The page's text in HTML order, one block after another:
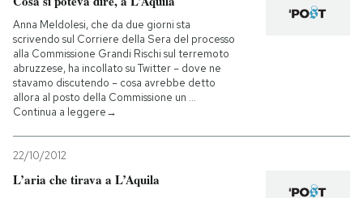
Anna Meldolesi, che da due giorni sta
scrivendo sul Corriere della Sera del processo
alla Commissione Grandi Rischi sul terremoto
abruzzese, ha incollato su Twitter – dove ne
stavamo discutendo – cosa avrebbe detto
allora al posto della Commissione un …
Continua a leggere→
22/10/2012
L’aria che tirava a L’Aquila